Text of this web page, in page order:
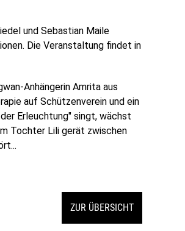
und Sebastian Maile
Die Veranstaltung findet in
Anhängerin Amrita aus
auf Schützenverein und ein
Erleuchtung" singt, wächst
Tochter Lili gerät zwischen
ZUR ÜBERSICHT